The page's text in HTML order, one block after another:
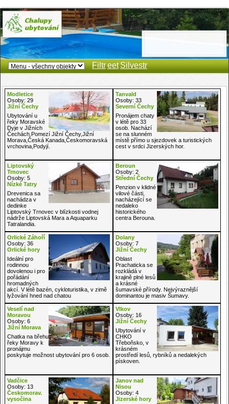
FiltreetSilvestr
Modletice
Osoby: 29
Jižní Čechy
Ubytování u
řeky Moravské
Dyje v Jižních
Čechách.Pomezí Jižní Čechy,Jižní
Morava,Česká Kanada,Českomoravská
vrchovina,Podyjí.
Tanvald
Osoby: 33
Severní Čechy
Pronájem chaty
v létě pro 33
osob. Nachází
se na slunném
místě přímo u sjezdovek a turistických
cest v srdci Jizerských hor.
Liptovský
Trnovec
Osoby: 5
Nízké Tatry
Drevenica sa
nachádza v
dedinke
Liptovský Trnovec v blízkosti vodnej
nádrže Liptovská Mara a Aquaparku
Tatralandia.
Beroun
Osoby: 2
Střední Čechy
Penzion v klidné
vilové části,
nacházející se
nedaleko
historického
centra Berouna.
Orlické Záhoří
Osoby: 36
Orlické hory
Ideální pro
rodinnou
dovolenou i pro
pořádání
hromadných
akcí. V létě bazén, cykloturistika, v zimě
lyžování hned nad chatou
Dolany
Osoby: 7
Jižní Čechy
Oblast
Prachaticka se
rozkládá v
krajině plné lesů
a krásné
šumavské přírody. Nejvýraznější
dominantou je masiv Šumavy.
Veselí nad
Moravou
Osoby: 6
Jižní Morava
Chatka na břehu
řeky Moravy k
pronájmu
poskytuje možnost ubytování pro 6 osob.
Vlkov
Osoby: 16
Jižní Čechy
Ubytování v
CHKO
Třeboňsko, v
krásném
prostředí lesů, rybníků a nedalekých
pískoven.
Vadčice
Osoby: 13
Českomorav.
vysočina
Janov nad
Nisou
Osoby: 4
Jizerské hory